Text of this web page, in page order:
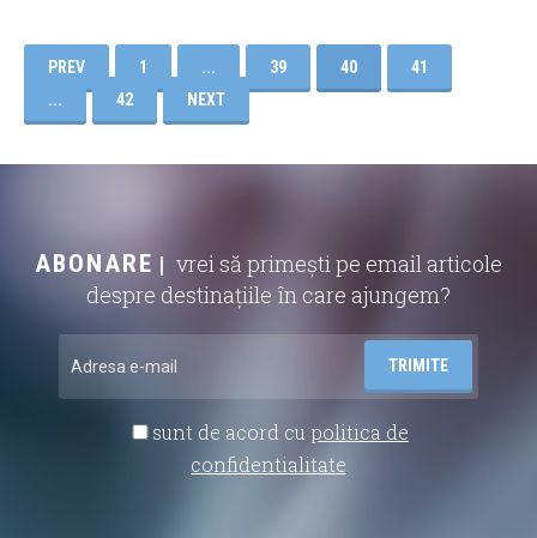
PREV 1 ... 39 40
41
...
42 NEXT
ABONARE
vrei să primești pe email articole
despre destinațiile în care ajungem?
sunt de acord cu politica de
confidentialitate